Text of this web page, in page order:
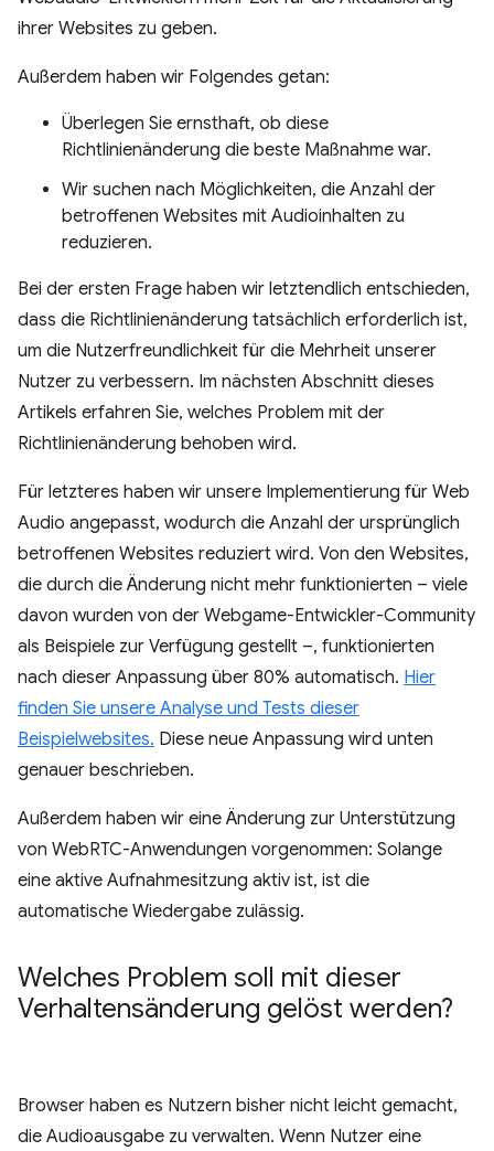
ihrer Websites zu geben.
Außerdem haben wir Folgendes getan:
Überlegen Sie ernsthaft, ob diese
Richtlinienänderung die beste Maßnahme war.
Wir suchen nach Möglichkeiten, die Anzahl der
betroffenen Websites mit Audioinhalten zu
reduzieren.
Bei der ersten Frage haben wir letztendlich entschieden,
dass die Richtlinienänderung tatsächlich erforderlich ist,
um die Nutzerfreundlichkeit für die Mehrheit unserer
Nutzer zu verbessern. Im nächsten Abschnitt dieses
Artikels erfahren Sie, welches Problem mit der
Richtlinienänderung behoben wird.
Für letzteres haben wir unsere Implementierung für Web
Audio angepasst, wodurch die Anzahl der ursprünglich
betroffenen Websites reduziert wird. Von den Websites,
die durch die Änderung nicht mehr funktionierten – viele
davon wurden von der Webgame-Entwickler-Community
als Beispiele zur Verfügung gestellt –, funktionierten
nach dieser Anpassung über 80% automatisch. Hier
finden Sie unsere Analyse und Tests dieser
Beispielwebsites. Diese neue Anpassung wird unten
genauer beschrieben.
Außerdem haben wir eine Änderung zur Unterstützung
von WebRTC-Anwendungen vorgenommen: Solange
eine aktive Aufnahmesitzung aktiv ist, ist die
automatische Wiedergabe zulässig.
Welches Problem soll mit dieser
Verhaltensänderung gelöst werden?
Browser haben es Nutzern bisher nicht leicht gemacht,
die Audioausgabe zu verwalten. Wenn Nutzer eine